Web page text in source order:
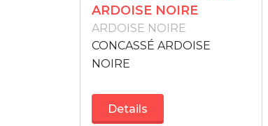
ARDOISE NOIRE
ARDOISE NOIRE
CONCASSÉ ARDOISE
NOIRE
Details